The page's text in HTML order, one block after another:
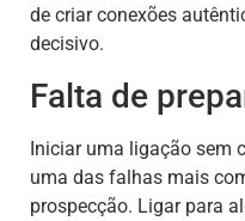
de criar conexões
decisivo.
Falta de
Iniciar uma ligação sem
uma das falhas mais
prospecção. Ligar para